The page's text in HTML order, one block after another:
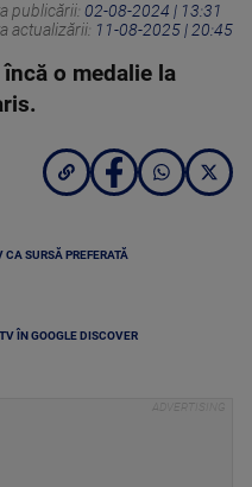
publicării: 02-08-2024 | 13:31
actualizării: 11-08-2025 | 20:45
o medalie la
SURSĂ PREFERATĂ
ÎN GOOGLE DISCOVER